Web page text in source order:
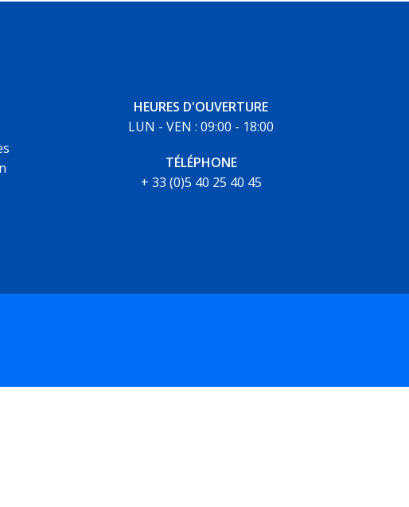
HEURES D'OUVERTURE
LUN - VEN : 09:00 - 18:00
TÉLÉPHONE
+ 33 (0)5 40 25 40 45